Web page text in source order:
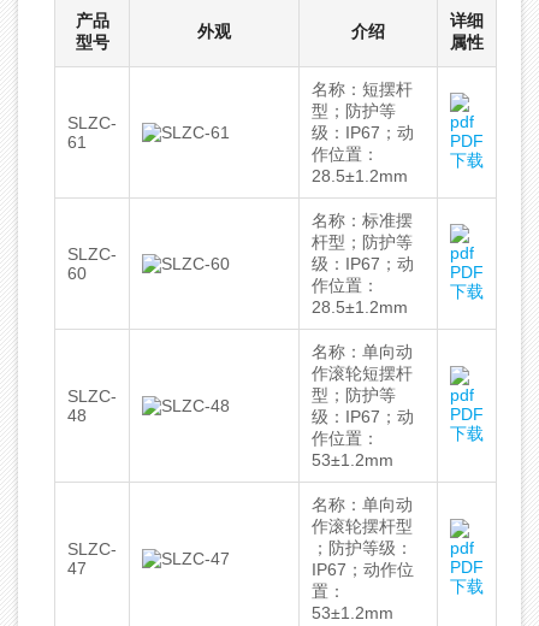
产品
型号
外观 介绍
详细
属性
SLZC-
61
名称：短摆杆
型；防护等
级：IP67；动
作位置：
28.5±1.2mm
PDF
下载
SLZC-
60
名称：标准摆
杆型；防护等
级：IP67；动
作位置：
28.5±1.2mm
PDF
下载
SLZC-
48
名称：单向动
作滚轮短摆杆
型；防护等
级：IP67；动
作位置：
53±1.2mm
PDF
下载
SLZC-
47
名称：单向动
作滚轮摆杆型
；防护等级：
IP67；动作位
置：
53±1.2mm
PDF
下载